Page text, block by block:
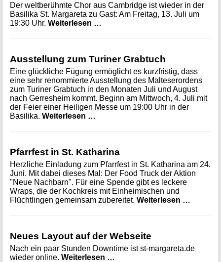
Der weltberühmte Chor aus Cambridge ist wieder in der
Basilika St. Margareta zu Gast: Am Freitag, 13. Juli um
19:30 Uhr. Weiterlesen …
Ausstellung zum Turiner Grabtuch
Eine glückliche Fügung ermöglicht es kurzfristig, dass
eine sehr renommierte Ausstellung des Malteserordens
zum Turiner Grabtuch in den Monaten Juli und August
nach Gerresheim kommt. Beginn am Mittwoch, 4. Juli mit
der Feier einer Heiligen Messe um 19:00 Uhr in der
Basilika. Weiterlesen …
Pfarrfest in St. Katharina
Herzliche Einladung zum Pfarrfest in St. Katharina am 24.
Juni. Mit dabei dieses Mal: Der Food Truck der Aktion
"Neue Nachbarn". Für eine Spende gibt es leckere
Wraps, die der Kochkreis mit Einheimischen und
Flüchtlingen gemeinsam zubereitet. Weiterlesen …
Neues Layout auf der Webseite
Nach ein paar Stunden Downtime ist st-margareta.de
wieder online. Weiterlesen …